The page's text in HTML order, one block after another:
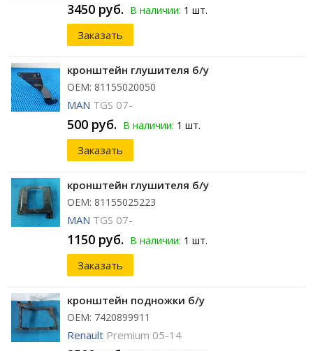
3450 руб. В наличии: 1 шт.
Заказать
кронштейн глушителя б/у
ОЕМ: 81155020050
MAN TGS 07-
500 руб. В наличии: 1 шт.
Заказать
кронштейн глушителя б/у
ОЕМ: 81155025223
MAN TGS 07-
1150 руб. В наличии: 1 шт.
Заказать
кронштейн подножки б/у
ОЕМ: 7420899911
Renault Premium 05-14